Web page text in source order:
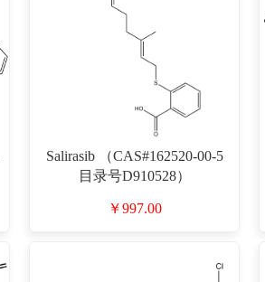
Salirasib （CAS#162520-00-5
目录号D910528）
￥997.00